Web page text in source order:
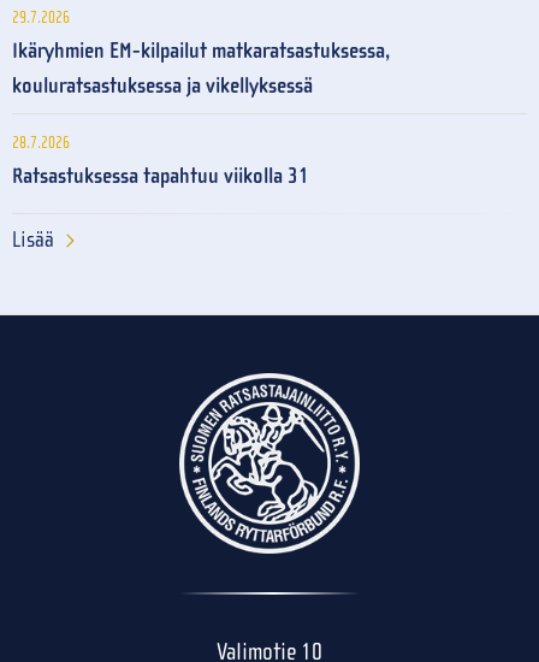
29.7.2026
Ikäryhmien EM-kilpailut matkaratsastuksessa,
kouluratsastuksessa ja vikellyksessä
28.7.2026
Ratsastuksessa tapahtuu viikolla 31
Lisää
Valimotie 10